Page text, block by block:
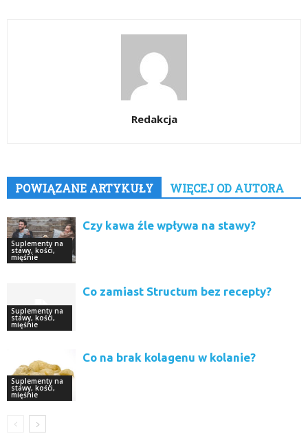
Redakcja
POWIĄZANE ARTYKUŁY WIĘCEJ OD AUTORA
Suplementy na
stawy, kości,
mięśnie
Czy kawa źle wpływa na stawy?
Suplementy na
stawy, kości,
mięśnie
Co zamiast Structum bez recepty?
Suplementy na
stawy, kości,
mięśnie
Co na brak kolagenu w kolanie?